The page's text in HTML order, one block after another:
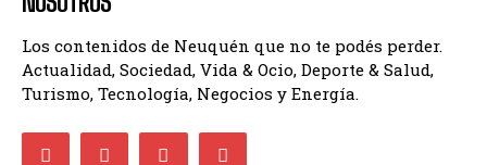
Los contenidos de Neuquén que no te podés perder.
Actualidad, Sociedad, Vida & Ocio, Deporte & Salud,
Turismo, Tecnología, Negocios y Energía.